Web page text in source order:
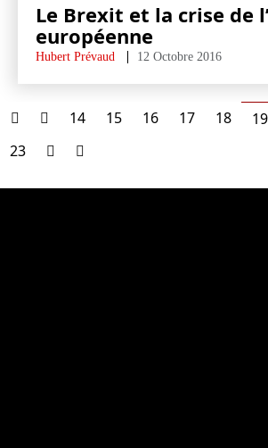
Le Brexit et la crise de
européenne
Hubert Prévaud 12 Octobre 2016
14 15 16 17 18 19
23